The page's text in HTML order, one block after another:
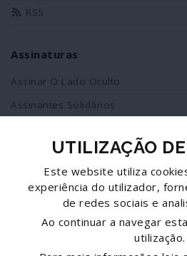
RSS
Assinaturas
Assinar O Lado Oculto
Assinantes Solidários
Redes Sociais
Siga-nos no facebook
UTILIZAÇÃO
Este website utiliza
experiência do utilizador,
de redes sociais e
Ao continuar a navegar
utilização.